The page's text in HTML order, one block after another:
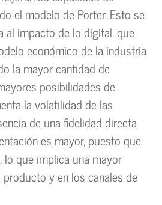
el modelo de Porter. Esto se
al impacto de lo digital, que
económico de la industria
la mayor cantidad de
posibilidades de
la volatilidad de las
de una fidelidad directa
es mayor, puesto que
lo que implica una mayor
y en los canales de